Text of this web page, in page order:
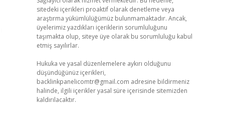
sitedeki içerikleri proaktif olarak denetleme veya
araştırma yükümlülüğümüz bulunmamaktadır. Ancak,
üyelerimiz yazdıkları içeriklerin sorumluluğunu
taşımakta olup, siteye üye olarak bu sorumluluğu kabul
etmiş sayılırlar.
Hukuka ve yasal düzenlemelere aykırı olduğunu
düşündüğünüz içerikleri,
backlinkpanelicomtr@gmail.com adresine bildirmeniz
halinde, ilgili içerikler yasal süre içerisinde sitemizden
kaldırılacaktır.